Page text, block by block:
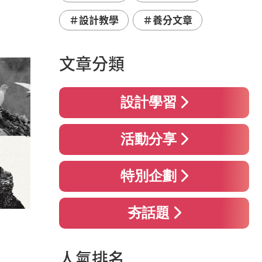
＃設計教學 ＃養分文章
文章分類
設計學習
活動分享
特別企劃
夯話題